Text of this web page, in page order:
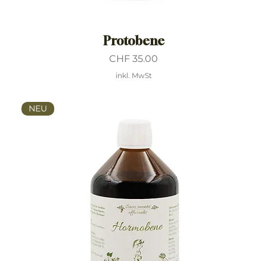
Protobene
Preis
CHF 35.00
inkl. MwSt
NEU